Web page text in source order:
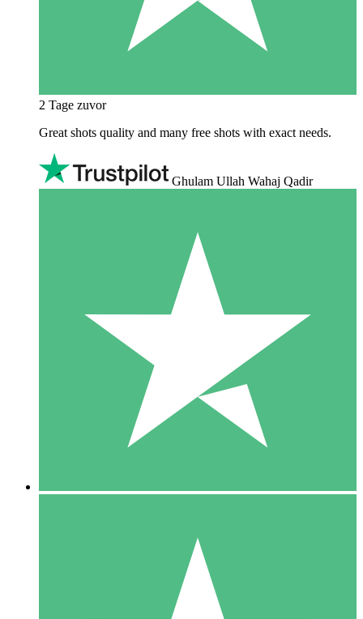
2 Tage zuvor
Great shots quality and many free shots with exact needs.
Ghulam Ullah Wahaj Qadir